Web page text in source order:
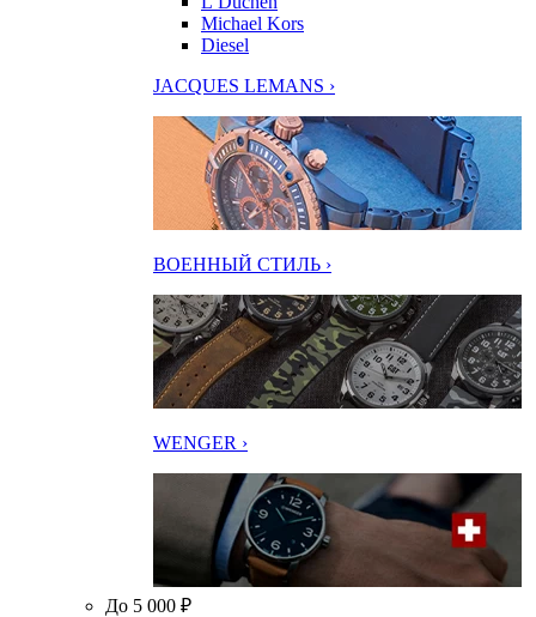
Michael Kors
Diesel
JACQUES LEMANS ›
ВОЕННЫЙ СТИЛЬ ›
WENGER ›
До 5 000 ₽